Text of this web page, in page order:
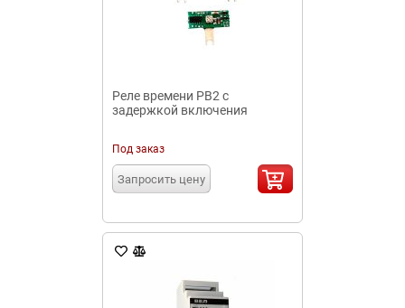
Реле времени РВ2 с
задержкой включения
Под заказ
Запросить цену